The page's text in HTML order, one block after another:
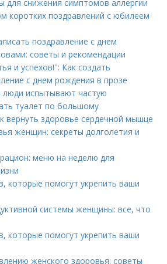
для снижения симптомов аллергии
коротких поздравлений с юбилеем
поздравление с днем
советы и рекомендации
и успехов!": Как создать
с днем рождения в прозе
испытывают частую
туалет по большому
вернуть здоровье сердечной мышце
женщин: секреты долголетия и
меню на неделю для
которые помогут укрепить ваши
системы женщины: все, что
которые помогут укрепить ваши
женского здоровья: советы